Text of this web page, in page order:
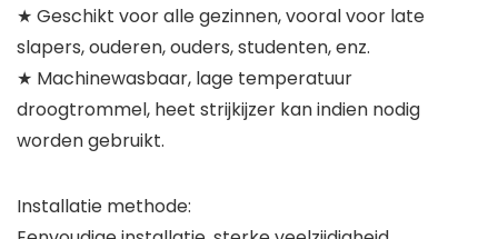
★ Geschikt voor alle gezinnen, vooral voor late
slapers, ouderen, ouders, studenten, enz.
★ Machinewasbaar, lage temperatuur
droogtrommel, heet strijkijzer kan indien nodig
worden gebruikt.
Installatie methode: